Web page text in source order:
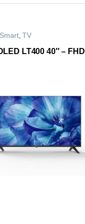
,TV
LT400 40″ – FHD